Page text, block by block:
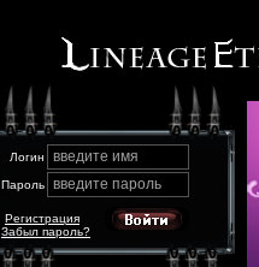
Логин введите имя
Пароль введите пароль
Забыл пароль?
Регистрация